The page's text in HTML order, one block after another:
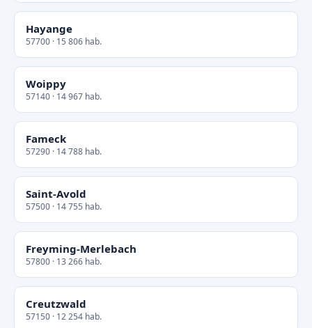
Hayange
57700 · 15 806 hab.
Woippy
57140 · 14 967 hab.
Fameck
57290 · 14 788 hab.
Saint-Avold
57500 · 14 755 hab.
Freyming-Merlebach
57800 · 13 266 hab.
Creutzwald
57150 · 12 254 hab.